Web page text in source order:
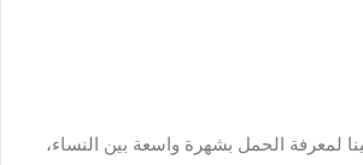
لمعرفة الحمل بشهرة واسعة بين النساء،